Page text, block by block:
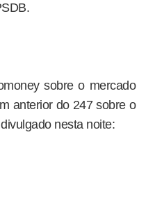
sobre o mercado
anterior do 247 sobre o
nesta noite: